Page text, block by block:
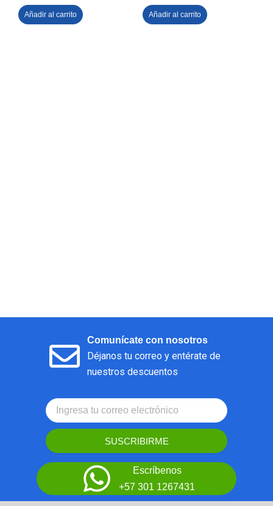
Añadir al carrito Añadir al carrito
Comunícate con nosotros
Déjanos tu correo y entérate de
nuestros descuentos
SUSCRIBIRME
Escríbenos
+57 301 1267431